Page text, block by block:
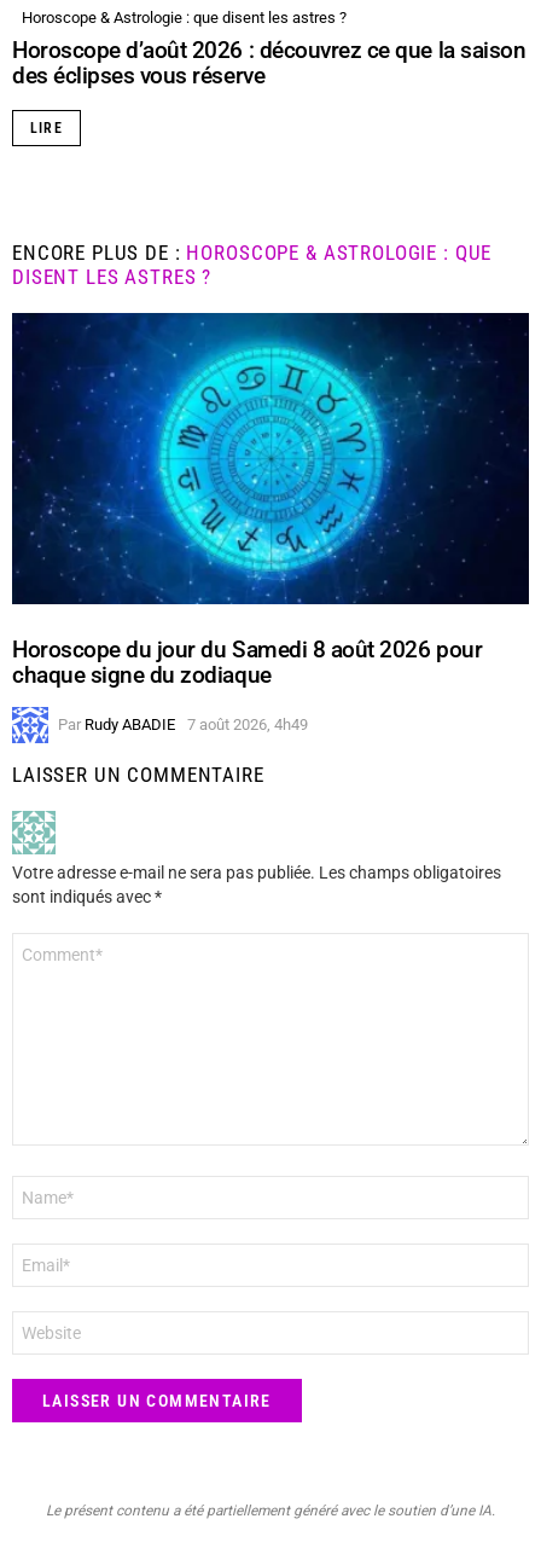
Horoscope & Astrologie : que disent les astres ?
Horoscope d’août 2026 : découvrez ce que la saison
des éclipses vous réserve
LIRE
ENCORE PLUS DE : HOROSCOPE & ASTROLOGIE : QUE
DISENT LES ASTRES ?
Horoscope du jour du Samedi 8 août 2026 pour
chaque signe du zodiaque
Par Rudy ABADIE 7 août 2026, 4h49
LAISSER UN COMMENTAIRE
Votre adresse e-mail ne sera pas publiée. Les champs obligatoires
sont indiqués avec*
mail
*
web
Le présent contenu a été partiellement généré avec le soutien d’une IA.